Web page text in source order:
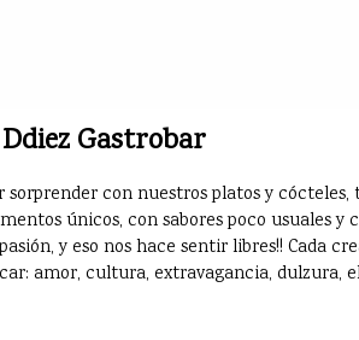
Ddiez Gastrobar
con nuestros platos y
únicos, con sabores poco usuales y
y eso nos hace sentir libres!! Cada
amor, cultura, extravagancia, dulzura,